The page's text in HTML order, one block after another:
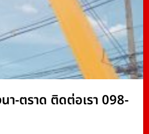
า-ตราด ติดต่อเรา 098-